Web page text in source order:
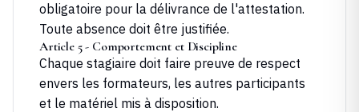
obligatoire pour la délivrance de l'attestation.
Toute absence doit être justifiée.
Article 5 - Comportement et Discipline
Chaque stagiaire doit faire preuve de respect
envers les formateurs, les autres participants
et le matériel mis à disposition.